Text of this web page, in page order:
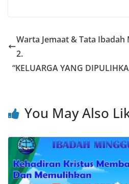
Warta Jemaat & Tata
2.
“KELUARGA YANG
You May Also